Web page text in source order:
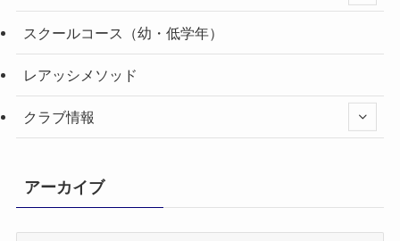
スクールコース（幼・低学年）
レアッシメソッド
クラブ情報
アーカイブ